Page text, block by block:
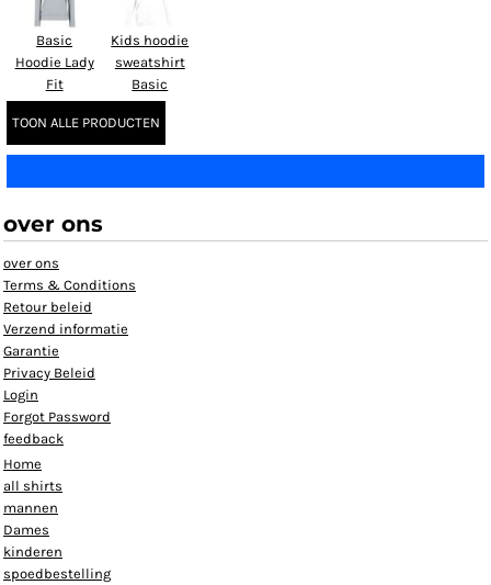
Basic
Hoodie Lady
Fit
Kids hoodie
sweatshirt
Basic
TOON ALLE PRODUCTEN
over ons
over ons
Terms & Conditions
Retour beleid
Verzend informatie
Garantie
Privacy Beleid
Login
Forgot Password
feedback
Home
all shirts
mannen
Dames
kinderen
spoedbestelling